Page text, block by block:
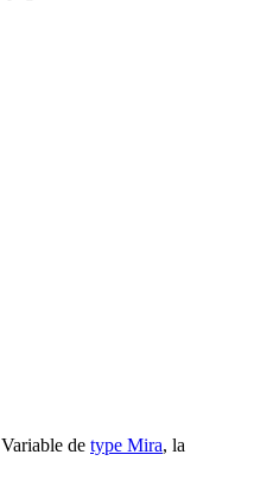
Variable de type Mira, la